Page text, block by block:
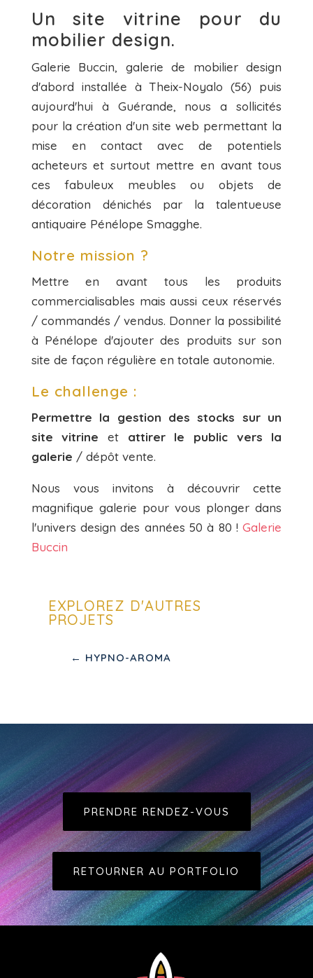
Un site vitrine pour du
mobilier design.
Galerie Buccin, galerie de mobilier design
d'abord installée à Theix-Noyalo (56) puis
aujourd'hui à Guérande, nous a sollicités
pour la création d'un site web permettant la
mise en contact avec de potentiels
acheteurs et surtout mettre en avant tous
ces fabuleux meubles ou objets de
décoration dénichés par la talentueuse
antiquaire Pénélope Smagghe.
Notre mission ?
Mettre en avant tous les produits
commercialisables mais aussi ceux réservés
/ commandés / vendus. Donner la possibilité
à Pénélope d'ajouter des produits sur son
site de façon régulière en totale autonomie.
Le challenge :
Permettre la gestion des stocks sur un
site vitrine et attirer le public vers la
galerie / dépôt vente.
Nous vous invitons à découvrir cette
magnifique galerie pour vous plonger dans
l'univers design des années 50 à 80 !Galerie
Buccin
EXPLOREZ D'AUTRES
PROJETS
← HYPNO-AROMA
PRENDRE RENDEZ-VOUS
RETOURNER AU PORTFOLIO